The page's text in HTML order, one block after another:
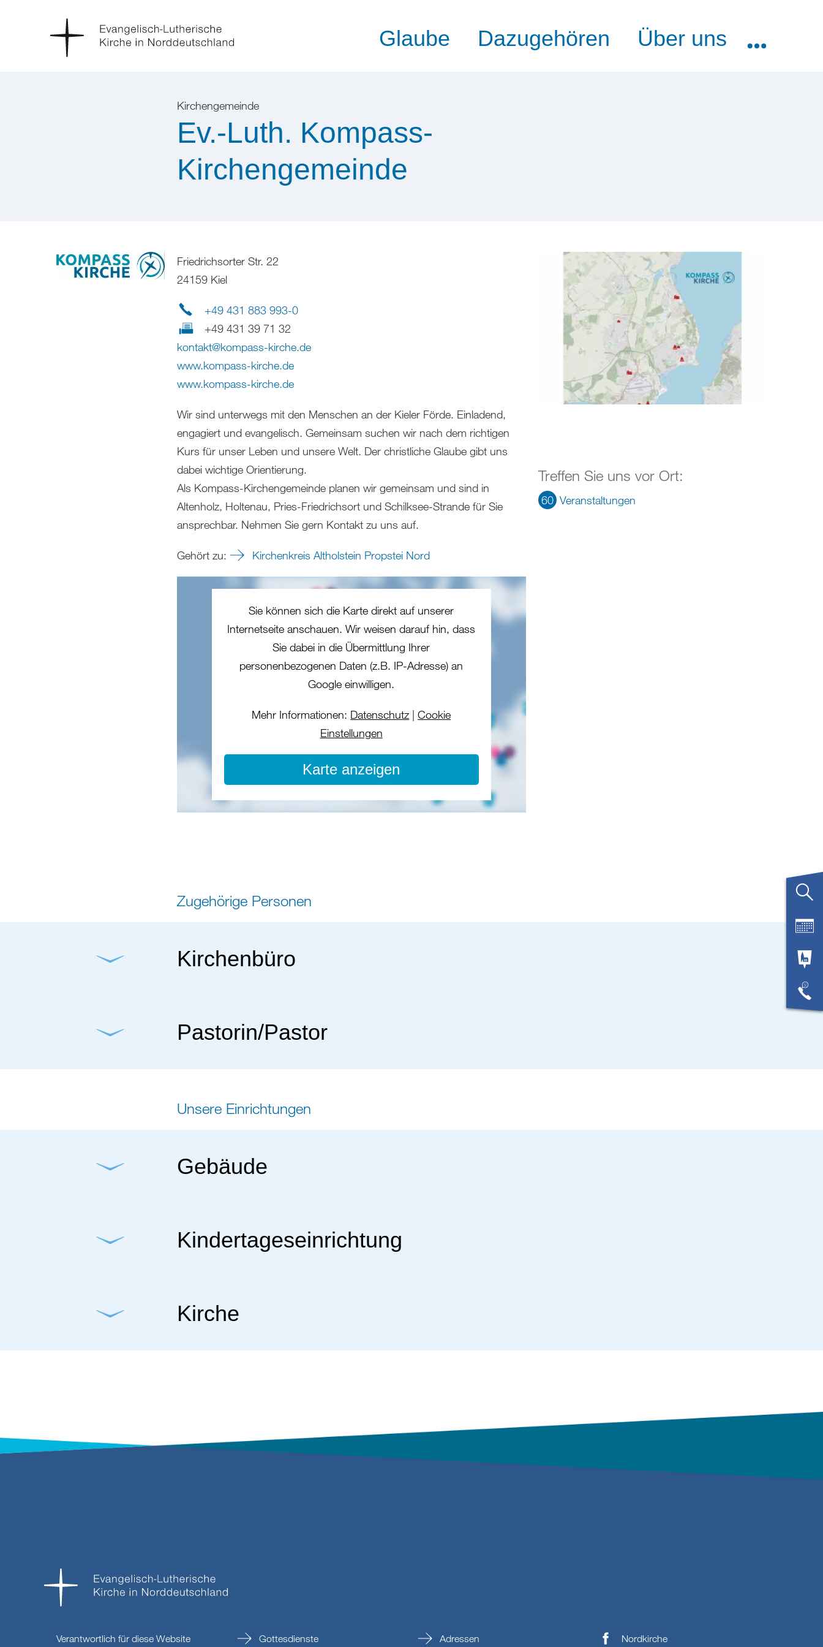
Glaube Dazugehören Über uns
Kirchengemeinde
Ev.-Luth. Kompass-
Kirchengemeinde
Friedrichsorter Str. 22
24159 Kiel
+49 431 883 993-0
+49 431 39 71 32
kontakt@kompass-kirche.de
www.kompass-kirche.de
www.kompass-kirche.de
Wir sind unterwegs mit den Menschen an der Kieler Förde. Einladend,
engagiert und evangelisch. Gemeinsam suchen wir nach dem richtigen
Kurs für unser Leben und unsere Welt. Der christliche Glaube gibt uns
dabei wichtige Orientierung.
Als Kompass-Kirchengemeinde planen wir gemeinsam und sind in
Altenholz, Holtenau, Pries-Friedrichsort und Schilksee-Strande für Sie
ansprechbar. Nehmen Sie gern Kontakt zu uns auf.
Gehört zu: Kirchenkreis Altholstein Propstei Nord
Sie können sich die Karte direkt auf unserer
Internetseite anschauen. Wir weisen darauf hin, dass
Sie dabei in die Übermittlung Ihrer
personenbezogenen Daten (z.B. IP-Adresse) an
Google einwilligen.
Mehr Informationen: Datenschutz |Cookie
Einstellungen
Karte anzeigen
Treffen Sie uns vor Ort:
60 Veranstaltungen
Zugehörige Personen
Kirchenbüro
Pastorin/Pastor
Unsere Einrichtungen
Gebäude
Kindertageseinrichtung
Kirche
Verantwortlich für diese Website Gottesdienste Adressen Nordkirche